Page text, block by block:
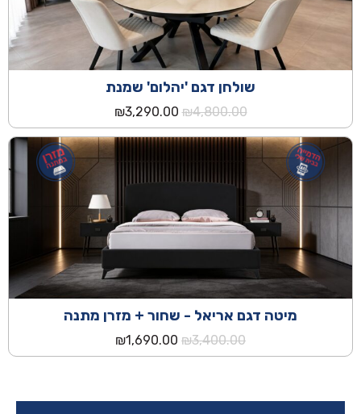
שולחן דגם 'יהלום' שמנת
₪4,800.00
המחיר
המקורי
היה:
₪3,290.00
הנוכחי
הוא:
₪3,290.00.
מיטה דגם אריאל - שחור + מזרן מתנה
₪3,400.00
המחיר
המקורי
₪1,690.00
הנוכחי